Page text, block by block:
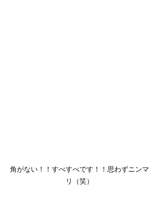
角がない！！すべすべです！！思わずニンマ
リ（笑）